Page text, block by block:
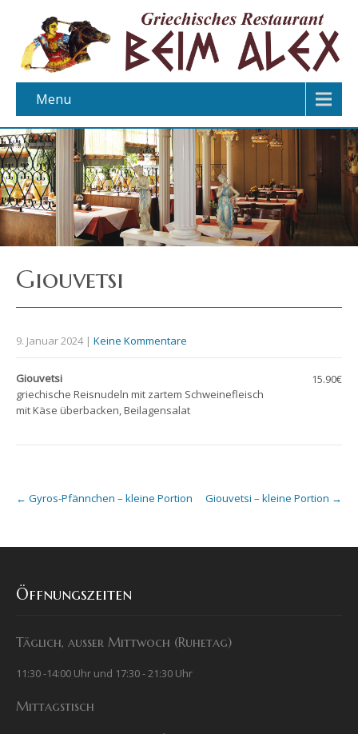
Menu
Giouvetsi
9. Januar 2024 | Keine Kommentare
Giouvetsi
15.90€
griechische Reisnudeln mit zartem Schweinefleisch
mit Käse überbacken, Beilagensalat
navigation
← Gyros-Pfännchen – kleine Portion Giouvetsi – kleine Portion →
Öffnungszeiten
Täglich, außer Mittwoch (Ruhetag)
11:30 -14:00 Uhr und 17:30 - 21:30 Uhr
Mittagstisch